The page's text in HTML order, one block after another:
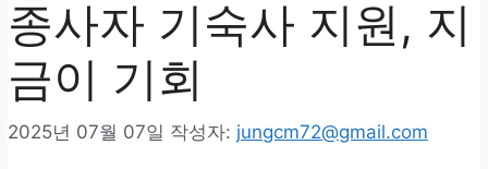
종사자 기숙사 지원, 지
금이 기회
2025년 07월 07일 작성자: jungcm72@gmail.com